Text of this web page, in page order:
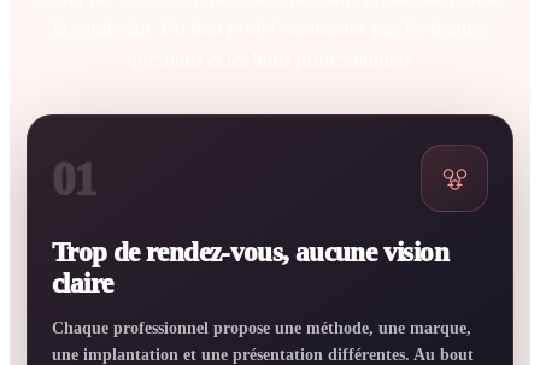
01
Trop de rendez-vous, aucune vision
claire
Chaque professionnel propose une méthode, une marque,
une implantation et une présentation différentes. Au bout